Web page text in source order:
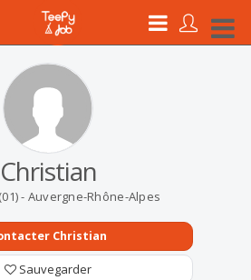
Christian
- Auvergne-Rhône-Alpes
Christian
Sauvegarder